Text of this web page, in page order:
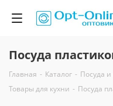
Посуда
Главная - Каталог - Посуда
Товары для кухни - Посуда